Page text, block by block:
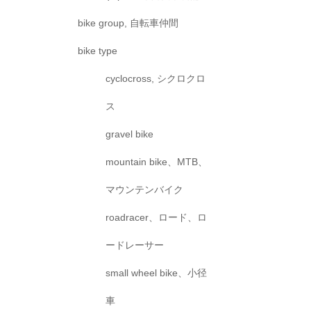
bike group, 自転車仲間
bike type
cyclocross, シクロクロ
ス
gravel bike
mountain bike、MTB、
マウンテンバイク
roadracer、ロード、ロ
ードレーサー
small wheel bike、小径
車